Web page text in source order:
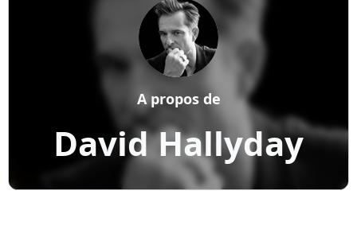
David Hallyday
A propos de